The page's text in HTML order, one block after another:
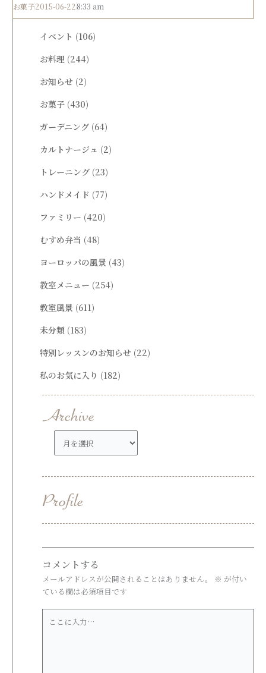
お菓子2015-06-22 8:33 am
イベント (106)
お料理 (244)
お知らせ (2)
お菓子 (430)
ガーデニング (64)
カルトナージュ (2)
トレーニング (23)
ハンドメイド (77)
ファミリー (420)
むすめ弁当 (48)
ヨーロッパの風景 (43)
教室メニュー (254)
教室風景 (611)
未分類 (183)
特別レッスンのお知らせ (22)
私のお気に入り (182)
カ
ブ
コメントする
メールアドレスが公開されることはありません。 ※ が付い
ている欄は必須項目です